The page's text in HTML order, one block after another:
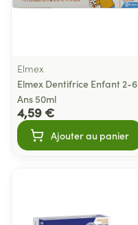
Elmex
Elmex Dentifrice Enfant 2-6
Ans 50ml
4,59 €
Ajouter au panier